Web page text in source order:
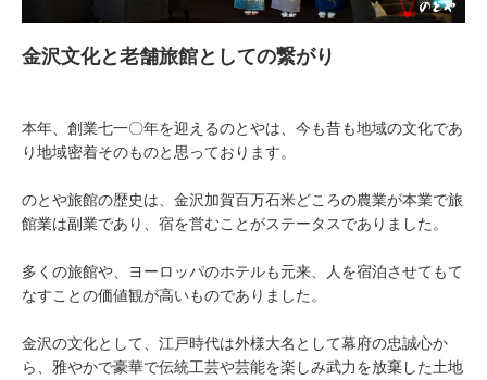
金沢文化と老舗旅館としての繋がり
本年、創業七一〇年を迎えるのとやは、今も昔も地域の文化であ
り地域密着そのものと思っております。
のとや旅館の歴史は、金沢加賀百万石米どころの農業が本業で旅
館業は副業であり、宿を営むことがステータスでありました。
多くの旅館や、ヨーロッパのホテルも元来、人を宿泊させてもて
なすことの価値観が高いものでありました。
金沢の文化として、江戸時代は外様大名として幕府の忠誠心か
ら、雅やかで豪華で伝統工芸や芸能を楽しみ武力を放棄した土地